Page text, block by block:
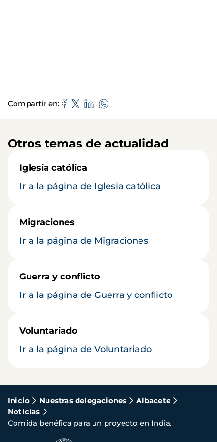
Compartir en
Otros temas de actualidad
Iglesia católica
Ir a la página de Iglesia católica
Migraciones
Ir a la página de Migraciones
Guerra y conflicto
Ir a la página de Guerra y conflicto
Voluntariado
Ir a la página de Voluntariado
Ruta
de
navegación
Inicio Nuestras delegaciones
Albacete
Noticias
Comida benéfica para un proyecto en India.